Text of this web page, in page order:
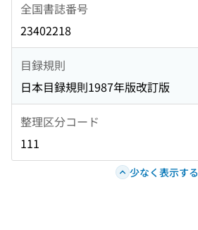
全国書誌番号
23402218
目録規則
日本目録規則1987年版改訂版
整理区分コード
111
少なく表示する